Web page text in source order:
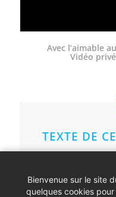
Avec l’aimable
Vidéo
TEXTE DE
Bienvenue sur le site
quelques cookies